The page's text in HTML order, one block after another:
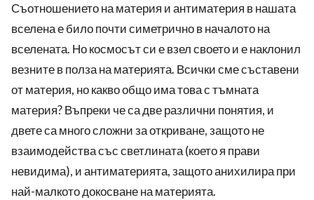
Съотношението на материя и антиматерия в нашата
вселена е било почти симетрично в началото на
вселената. Но космосът си е взел своето и е наклонил
везните в полза на материята. Всички сме съставени
от материя, но какво общо има това с тъмната
материя? Въпреки че са две различни понятия, и
двете са много сложни за откриване, защото не
взаимодейства със светлината (което я прави
невидима), и антиматерията, защото анихилира при
най-малкото докосване на материята.